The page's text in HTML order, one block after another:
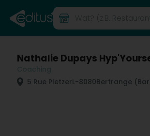
Nathalie Dupays
5 Rue PletzerL-8080Bertrange